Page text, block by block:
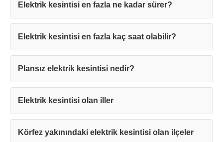
Elektrik kesintisi en fazla ne kadar sürer?
Elektrik kesintisi en fazla kaç saat olabilir?
Plansız elektrik kesintisi nedir?
Elektrik kesintisi olan iller
Körfez yakınındaki elektrik kesintisi olan ilçeler
Teşekkürler!
Mesajınız başarıyla ulaştırıldı. En kısa
sürede sizinle iletişime geçilecektir.
Kapat